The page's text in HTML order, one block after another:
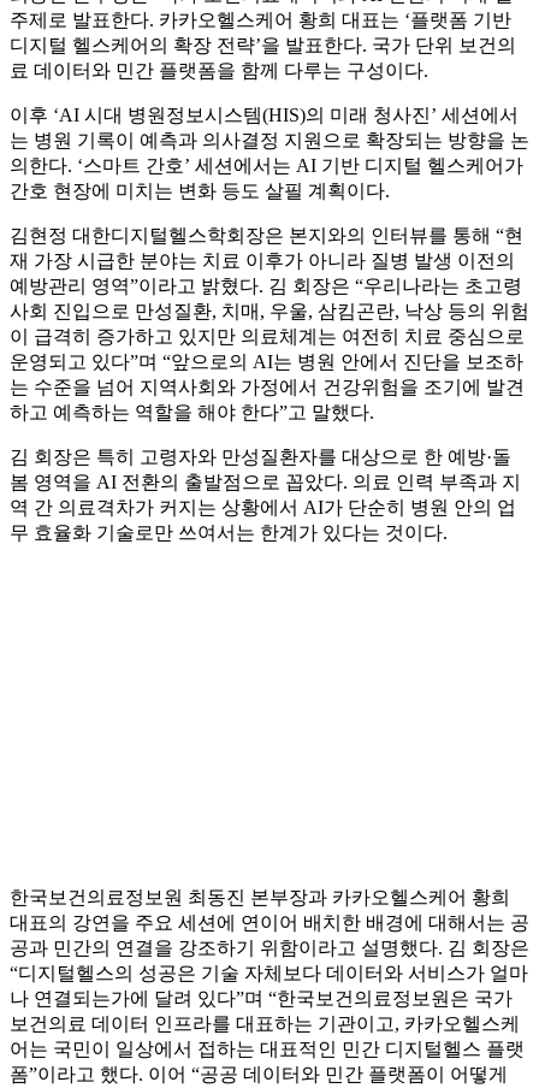
주제로 발표한다. 카카오헬스케어 황희 대표는 ‘플랫폼 기반
디지털 헬스케어의 확장 전략’을 발표한다. 국가 단위 보건의
료 데이터와 민간 플랫폼을 함께 다루는 구성이다.
이후 ‘AI 시대 병원정보시스템(HIS)의 미래 청사진’ 세션에서
는 병원 기록이 예측과 의사결정 지원으로 확장되는 방향을 논
의한다. ‘스마트 간호’ 세션에서는 AI 기반 디지털 헬스케어가
간호 현장에 미치는 변화 등도 살필 계획이다.
김현정 대한디지털헬스학회장은 본지와의 인터뷰를 통해 “현
재 가장 시급한 분야는 치료 이후가 아니라 질병 발생 이전의
예방관리 영역”이라고 밝혔다. 김 회장은 “우리나라는 초고령
사회 진입으로 만성질환, 치매, 우울, 삼킴곤란, 낙상 등의 위험
이 급격히 증가하고 있지만 의료체계는 여전히 치료 중심으로
운영되고 있다”며 “앞으로의 AI는 병원 안에서 진단을 보조하
는 수준을 넘어 지역사회와 가정에서 건강위험을 조기에 발견
하고 예측하는 역할을 해야 한다”고 말했다.
김 회장은 특히 고령자와 만성질환자를 대상으로 한 예방·돌
봄 영역을 AI 전환의 출발점으로 꼽았다. 의료 인력 부족과 지
역 간 의료격차가 커지는 상황에서 AI가 단순히 병원 안의 업
무 효율화 기술로만 쓰여서는 한계가 있다는 것이다.
한국보건의료정보원 최동진 본부장과 카카오헬스케어 황희
대표의 강연을 주요 세션에 연이어 배치한 배경에 대해서는 공
공과 민간의 연결을 강조하기 위함이라고 설명했다. 김 회장은
“디지털헬스의 성공은 기술 자체보다 데이터와 서비스가 얼마
나 연결되는가에 달려 있다”며 “한국보건의료정보원은 국가
보건의료 데이터 인프라를 대표하는 기관이고, 카카오헬스케
어는 국민이 일상에서 접하는 대표적인 민간 디지털헬스 플랫
폼”이라고 했다. 이어 “공공 데이터와 민간 플랫폼이 어떻게